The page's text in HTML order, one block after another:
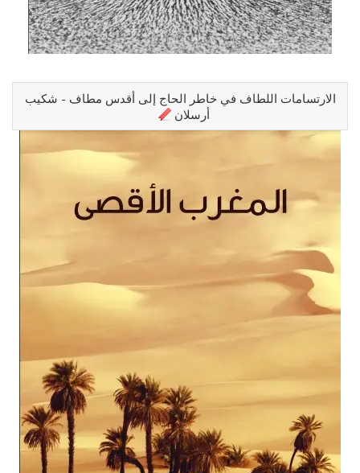
الارتسامات اللطاف في خاطر الحاج إلى أقدس مطاف - شكيب
أرسلان